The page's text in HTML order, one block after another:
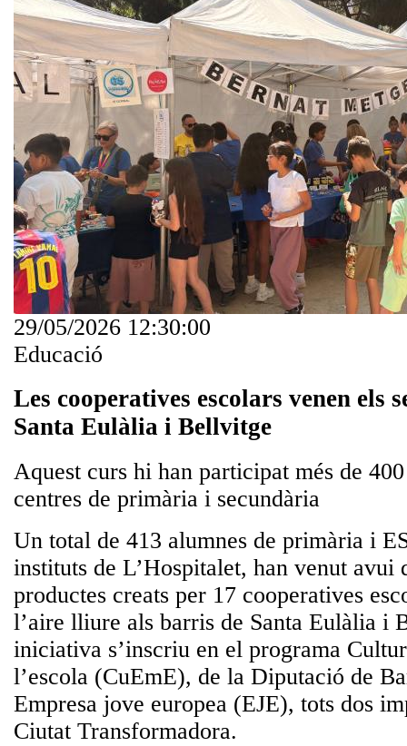
29/05/2026 12:30:00
Educació
Les cooperatives escolars venen els
Santa Eulàlia i Bellvitge
Aquest curs hi han participat més de
centres de primària i secundària
Un total de 413 alumnes de primària i
instituts de L’Hospitalet, han venut avui
productes creats per 17 cooperatives
l’aire lliure als barris de Santa Eulàlia i
iniciativa s’inscriu en el programa
l’escola (CuEmE), de la Diputació de
Empresa jove europea (EJE), tots dos
Ciutat Transformadora.